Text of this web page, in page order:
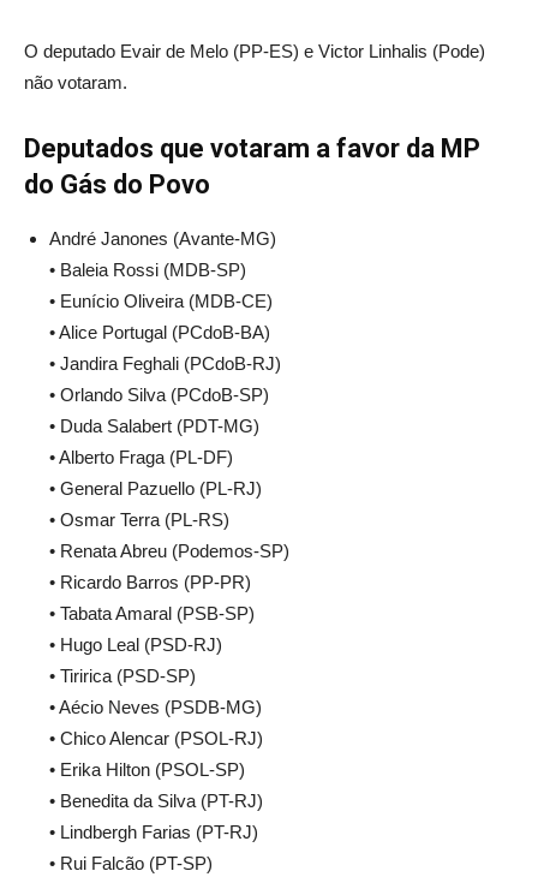
O deputado Evair de Melo (PP-ES) e Victor Linhalis (Pode)
não votaram.
Deputados que votaram a favor da MP
do Gás do Povo
André Janones (Avante-MG)
• Baleia Rossi (MDB-SP)
• Eunício Oliveira (MDB-CE)
• Alice Portugal (PCdoB-BA)
• Jandira Feghali (PCdoB-RJ)
• Orlando Silva (PCdoB-SP)
• Duda Salabert (PDT-MG)
• Alberto Fraga (PL-DF)
• General Pazuello (PL-RJ)
• Osmar Terra (PL-RS)
• Renata Abreu (Podemos-SP)
• Ricardo Barros (PP-PR)
• Tabata Amaral (PSB-SP)
• Hugo Leal (PSD-RJ)
• Tiririca (PSD-SP)
• Aécio Neves (PSDB-MG)
• Chico Alencar (PSOL-RJ)
• Erika Hilton (PSOL-SP)
• Benedita da Silva (PT-RJ)
• Lindbergh Farias (PT-RJ)
• Rui Falcão (PT-SP)